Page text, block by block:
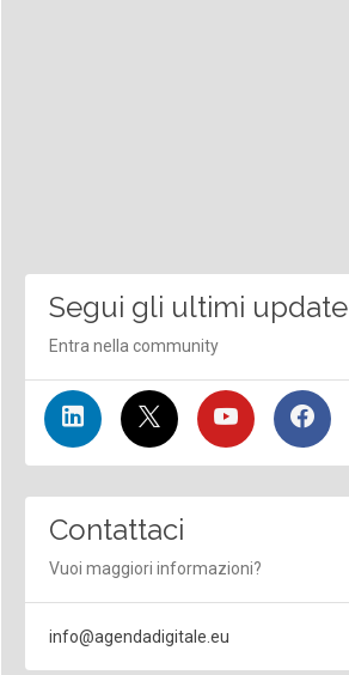
Segui gli ultimi update
Entra nella community
Contattaci
Vuoi maggiori informazioni?
info@agendadigitale.eu